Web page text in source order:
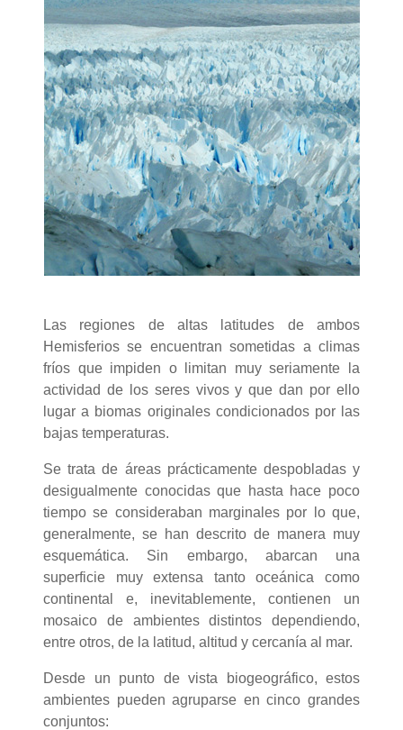
Las regiones de altas latitudes de ambos
Hemisferios se encuentran sometidas a climas
fríos que impiden o limitan muy seriamente la
actividad de los seres vivos y que dan por ello
lugar a biomas originales condicionados por las
bajas temperaturas.
Se trata de áreas prácticamente despobladas y
desigualmente conocidas que hasta hace poco
tiempo se consideraban marginales por lo que,
generalmente, se han descrito de manera muy
esquemática. Sin embargo, abarcan una
superficie muy extensa tanto oceánica como
continental e, inevitablemente, contienen un
mosaico de ambientes distintos dependiendo,
entre otros, de la latitud, altitud y cercanía al mar.
Desde un punto de vista biogeográfico, estos
ambientes pueden agruparse en cinco grandes
conjuntos: